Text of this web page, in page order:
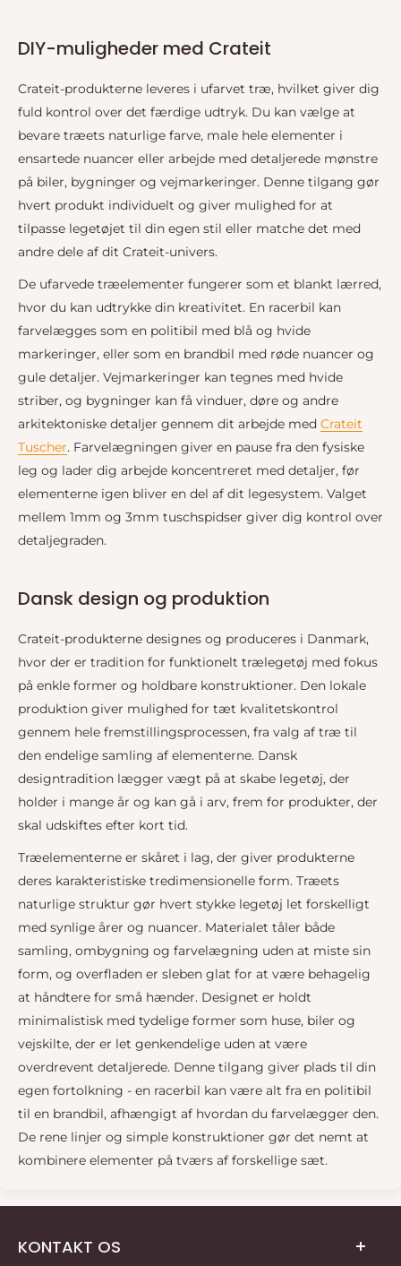
DIY-muligheder med Crateit
Crateit-produkterne leveres i ufarvet træ, hvilket giver dig
fuld kontrol over det færdige udtryk. Du kan vælge at
bevare træets naturlige farve, male hele elementer i
ensartede nuancer eller arbejde med detaljerede mønstre
på biler, bygninger og vejmarkeringer. Denne tilgang gør
hvert produkt individuelt og giver mulighed for at
tilpasse legetøjet til din egen stil eller matche det med
andre dele af dit Crateit-univers.
De ufarvede træelementer fungerer som et blankt lærred,
hvor du kan udtrykke din kreativitet. En racerbil kan
farvelægges som en politibil med blå og hvide
markeringer, eller som en brandbil med røde nuancer og
gule detaljer. Vejmarkeringer kan tegnes med hvide
striber, og bygninger kan få vinduer, døre og andre
arkitektoniske detaljer gennem dit arbejde med Crateit
Tuscher. Farvelægningen giver en pause fra den fysiske
leg og lader dig arbejde koncentreret med detaljer, før
elementerne igen bliver en del af dit legesystem. Valget
mellem 1mm og 3mm tuschspidser giver dig kontrol over
detaljegraden.
Dansk design og produktion
Crateit-produkterne designes og produceres i Danmark,
hvor der er tradition for funktionelt trælegetøj med fokus
på enkle former og holdbare konstruktioner. Den lokale
produktion giver mulighed for tæt kvalitetskontrol
gennem hele fremstillingsprocessen, fra valg af træ til
den endelige samling af elementerne. Dansk
designtradition lægger vægt på at skabe legetøj, der
holder i mange år og kan gå i arv, frem for produkter, der
skal udskiftes efter kort tid.
Træelementerne er skåret i lag, der giver produkterne
deres karakteristiske tredimensionelle form. Træets
naturlige struktur gør hvert stykke legetøj let forskelligt
med synlige årer og nuancer. Materialet tåler både
samling, ombygning og farvelægning uden at miste sin
form, og overfladen er sleben glat for at være behagelig
at håndtere for små hænder. Designet er holdt
minimalistisk med tydelige former som huse, biler og
vejskilte, der er let genkendelige uden at være
overdrevent detaljerede. Denne tilgang giver plads til din
egen fortolkning - en racerbil kan være alt fra en politibil
til en brandbil, afhængigt af hvordan du farvelægger den.
De rene linjer og simple konstruktioner gør det nemt at
kombinere elementer på tværs af forskellige sæt.
KONTAKT OS